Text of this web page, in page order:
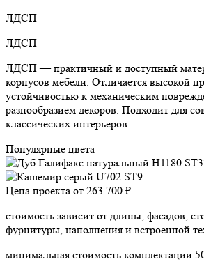
ЛДСП
ЛДСП
ЛДСП — практичный и доступный
корпусов мебели. Отличается высокой
устойчивостью к механическим
разнообразием декоров. Подходит для
классических интерьеров.
Популярные цвета
Цена проекта от 263 700 ₽
стоимость зависит от длины, фасадов,
фурнитуры, наполнения и встроенной
минимальная стоимость комплектации